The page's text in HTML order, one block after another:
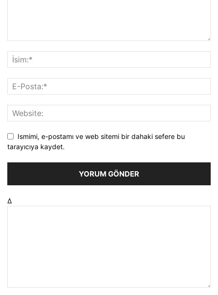
Ismimi, e-postamı ve web sitemi bir dahaki sefere bu
tarayıcıya kaydet.
Δ